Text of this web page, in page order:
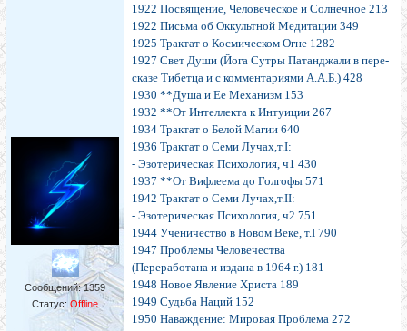
Сообщений:1359
Статус: Offline
1922 Посвящение, Человеческое и Солнечное 213
1922 Письма об Оккультной Медитации 349
1925 Трактат о Космическом Огне 1282
1927 Свет Души (Йога Сутры Патанджали в пере-
сказе Тибетца и с комментариями А.А.Б.) 428
1930 **Душа и Ее Механизм 153
1932 **От Интеллекта к Интуиции 267
1934 Трактат о Белой Магии 640
1936 Трактат о Семи Лучах,т.I:
- Эзотерическая Психология, ч1 430
1937 **От Вифлеема до Голгофы 571
1942 Трактат о Семи Лучах,т.II:
- Эзотерическая Психология, ч2 751
1944 Ученичество в Новом Веке, т.I 790
1947 Проблемы Человечества
(Переработана и издана в 1964 г.) 181
1948 Новое Явление Христа 189
1949 Судьба Наций 152
1950 Наваждение: Мировая Проблема 272